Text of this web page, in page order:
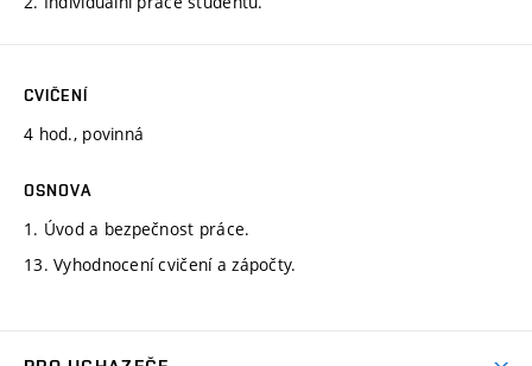
CVIČENÍ
4 hod., povinná
OSNOVA
1. Úvod a bezpečnost práce.
13. Vyhodnocení cvičení a zápočty.